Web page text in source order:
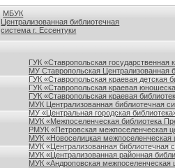
МБУК
Централизованная библиотечная
система г. Ессентуки
ГУК «Ставропольская
МУ Ставропольская Централизованная
ГУК «Ставропольская краевая детская
ГУК «Ставропольская краевая
ГУК «Ставропольская краевая
МУК Централизованная библиотечная
МУ «Центральная городская
МУК «Межпоселенческая библиотека
РМУК «Петровская межпоселенческая
МУК «Новоселицкая межпоселенческая
МУК «Централизованная библиотечная
МУК «Централизованная районная
МУК «Андроповская межпоселенческая